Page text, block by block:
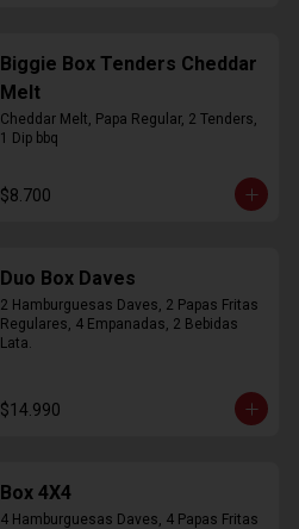
Biggie Box Tenders Cheddar
Melt
Cheddar Melt, Papa Regular, 2 Tenders,
1 Dip bbq
$8.700
Duo Box Daves
2 Hamburguesas Daves, 2 Papas Fritas
Regulares, 4 Empanadas, 2 Bebidas
Lata.
$14.990
Box 4X4
4 Hamburguesas Daves, 4 Papas Fritas